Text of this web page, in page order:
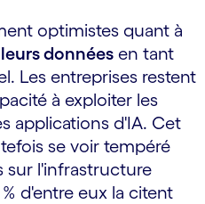
optimistes quant à
données en tant
Les entreprises restent
à exploiter les
applications d'IA. Cet
se voir tempéré
sur l'infrastructure
d'entre eux la citent